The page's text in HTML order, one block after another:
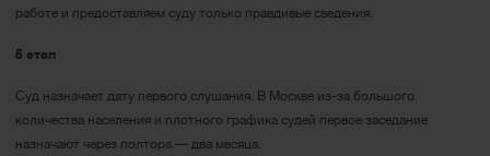
работе и предоставляем суду только правдивые сведения.
5 этап
Суд назначает дату первого слушания. В Москве из-за большого
количества населения и плотного графика судей первое заседание
назначают через полтора — два месяца.